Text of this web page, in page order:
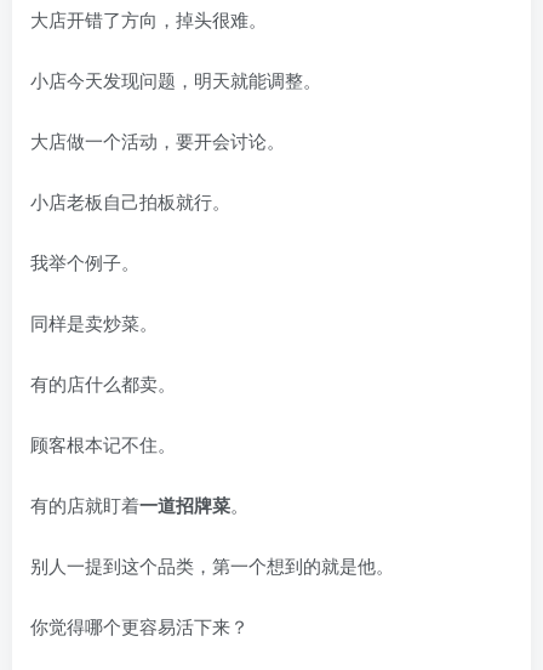
大店开错了方向，掉头很难。
小店今天发现问题，明天就能调整。
大店做一个活动，要开会讨论。
小店老板自己拍板就行。
我举个例子。
同样是卖炒菜。
有的店什么都卖。
顾客根本记不住。
有的店就盯着一道招牌菜。
别人一提到这个品类，第一个想到的就是他。
你觉得哪个更容易活下来？